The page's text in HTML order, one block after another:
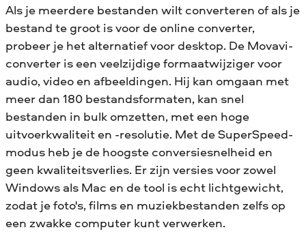
Als je meerdere bestanden wilt converteren of als je
bestand te groot is voor de online converter,
probeer je het alternatief voor desktop. De Movavi-
converter is een veelzijdige formaatwijziger voor
audio, video en afbeeldingen. Hij kan omgaan met
meer dan 180 bestandsformaten, kan snel
bestanden in bulk omzetten, met een hoge
uitvoerkwaliteit en -resolutie. Met de SuperSpeed-
modus heb je de hoogste conversiesnelheid en
geen kwaliteitsverlies. Er zijn versies voor zowel
Windows als Mac en de tool is echt lichtgewicht,
zodat je foto's, films en muziekbestanden zelfs op
een zwakke computer kunt verwerken.